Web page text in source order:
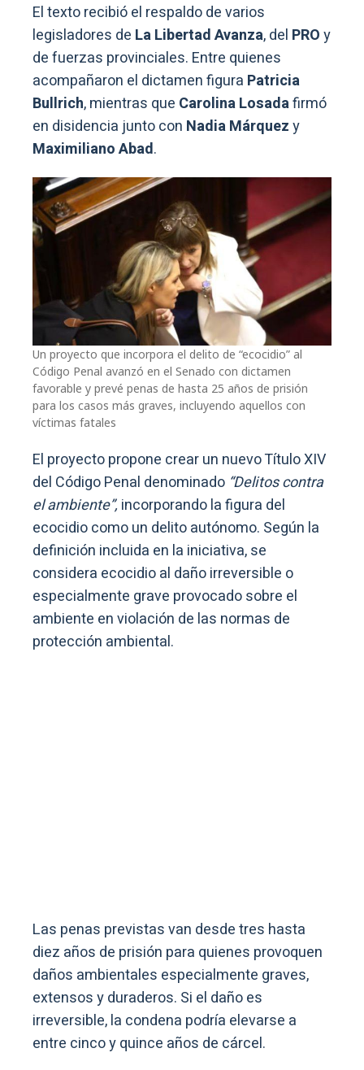
El texto recibió el respaldo de varios
legisladores de La Libertad Avanza, del PROy
de fuerzas provinciales. Entre quienes
acompañaron el dictamen figura Patricia
Bullrich, mientras que Carolina Losadafirmó
en disidencia junto con Nadia Márquezy
Maximiliano Abad.
Un proyecto que incorpora el delito de “ecocidio” al
Código Penal avanzó en el Senado con dictamen
favorable y prevé penas de hasta 25 años de prisión
para los casos más graves, incluyendo aquellos con
víctimas fatales
El proyecto propone crear un nuevo Título XIV
del Código Penal denominado “Delitos contra
el ambiente”, incorporando la figura del
ecocidio como un delito autónomo. Según la
definición incluida en la iniciativa, se
considera ecocidio al daño irreversible o
especialmente grave provocado sobre el
ambiente en violación de las normas de
protección ambiental.
Las penas previstas van desde tres hasta
diez años de prisión para quienes provoquen
daños ambientales especialmente graves,
extensos y duraderos. Si el daño es
irreversible, la condena podría elevarse a
entre cinco y quince años de cárcel.